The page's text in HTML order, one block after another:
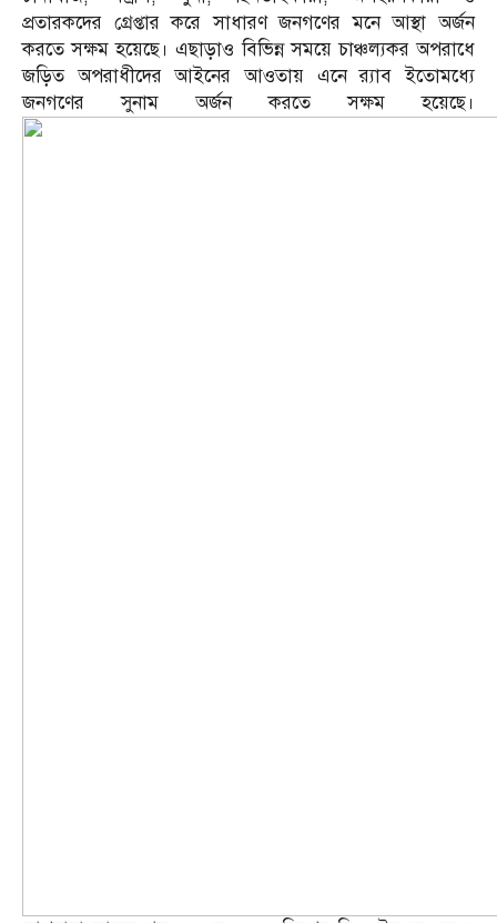
প্রতারকদের গ্রেপ্তার করে সাধারণ জনগণের মনে আস্থা অর্জন
করতে সক্ষম হয়েছে। এছাড়াও বিভিন্ন সময়ে চাঞ্চল্যকর অপরাধে
জড়িত অপরাধীদের আইনের আওতায় এনে র‌্যাব ইতোমধ্যে
জনগণের সুনাম অর্জন করতে সক্ষম হয়েছে।